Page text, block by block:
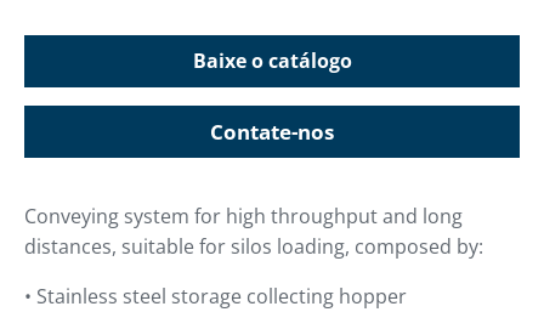
Baixe o catálogo
Contate-nos
Conveying system for high throughput and long
distances, suitable for silos loading, composed by:
• Stainless steel storage collecting hopper